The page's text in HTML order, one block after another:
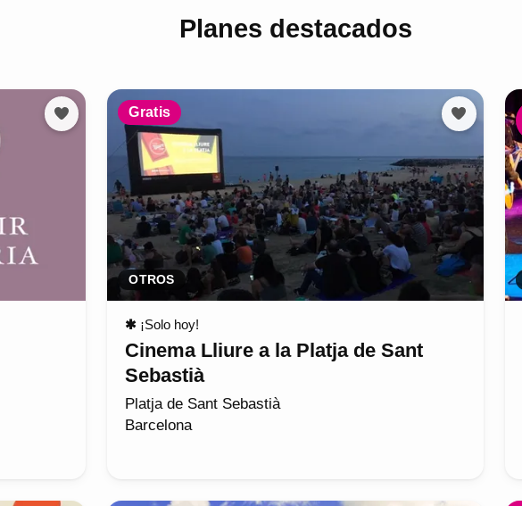
Planes destacados
Gratis
OTROS
✱ ¡Solo hoy!
Cinema Lliure a la Platja de Sant
Sebastià
Platja de Sant Sebastià
Barcelona